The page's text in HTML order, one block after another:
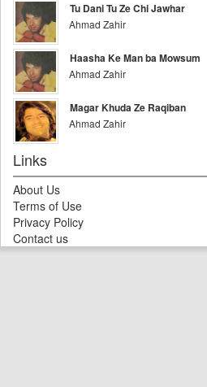
Tu Dani Tu Ze Chi Jawhar
Ahmad Zahir
Haasha Ke Man ba Mowsum
Ahmad Zahir
Magar Khuda Ze Raqiban
Ahmad Zahir
Links
About Us
Terms of Use
Privacy Policy
Contact us